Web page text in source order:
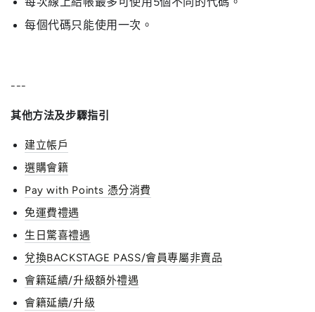
每個代碼只能使用一次。
---
其他方法及步驟指引
建立帳戶
選購會籍
Pay with Points 憑分消費
免運費禮遇
生日驚喜禮遇
兌換BACKSTAGE PASS/會員專屬非賣品
會籍延續/升級額外禮遇
會籍延續/升級